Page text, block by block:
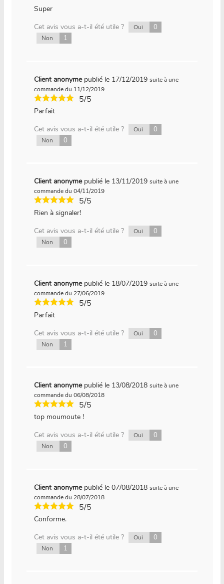
Super
Cet avis vous a-t-il été utile ?
Oui 0
Non 1
Client anonyme publié le 17/12/2019 suite à une
commande du 11/12/2019
5/5
Parfait
Cet avis vous a-t-il été utile ?
Oui 0
Non 0
Client anonyme publié le 13/11/2019 suite à une
commande du 04/11/2019
5/5
Rien à signaler!
Cet avis vous a-t-il été utile ?
Oui 0
Non 0
Client anonyme publié le 18/07/2019 suite à une
commande du 27/06/2019
5/5
Parfait
Cet avis vous a-t-il été utile ?
Oui 0
Non 1
Client anonyme publié le 13/08/2018 suite à une
commande du 06/08/2018
5/5
top moumoute !
Cet avis vous a-t-il été utile ?
Oui 0
Non 0
Client anonyme publié le 07/08/2018 suite à une
commande du 28/07/2018
5/5
Conforme.
Cet avis vous a-t-il été utile ?
Oui 0
Non 1